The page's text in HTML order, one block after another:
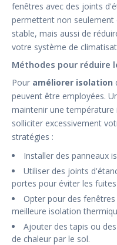
fenêtres avec des joints
permettent non
stable, mais aussi de
votre système de
Méthodes pour réduire
Pour améliorer isolation
peuvent être employées.
maintenir une
solliciter excessivement
stratégies :
Installer des panneaux
Utiliser des joints
portes pour éviter les
Opter pour des
meilleure isolation
Ajouter des tapis ou
de chaleur par le sol.